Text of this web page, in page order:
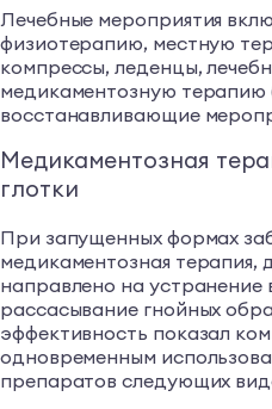
Лечебные мероприятия
физиотерапию, местную
компрессы, леденцы,
медикаментозную терапию
восстанавливающие
Медикаментозная
глотки
При запущенных формах
медикаментозная терапия,
направлено на устранение
рассасывание гнойных
эффективность показал
одновременным
препаратов следующих